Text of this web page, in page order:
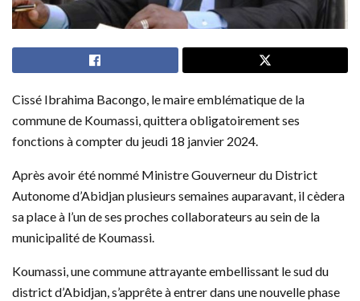
Cissé Ibrahima Bacongo, le maire emblématique de la
commune de Koumassi, quittera obligatoirement ses
fonctions à compter du jeudi 18 janvier 2024.
Après avoir été nommé Ministre Gouverneur du District
Autonome d’Abidjan plusieurs semaines auparavant, il cèdera
sa place à l’un de ses proches collaborateurs au sein de la
municipalité de Koumassi.
Koumassi, une commune attrayante embellissant le sud du
district d’Abidjan, s’apprête à entrer dans une nouvelle phase